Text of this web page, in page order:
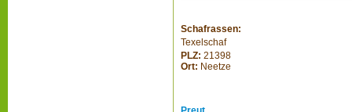
Schafrassen:
Texelschaf
PLZ: 21398
Ort: Neetze